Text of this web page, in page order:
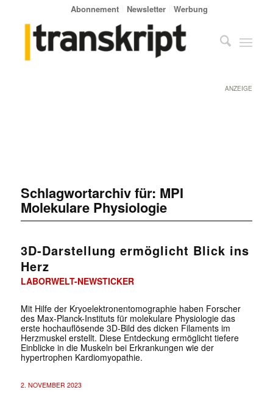
Abonnement Newsletter Werbung
ANZEIGE
Schlagwortarchiv für: MPI
Molekulare Physiologie
3D-Darstellung ermöglicht Blick ins
Herz
LABORWELT-NEWSTICKER
Mit Hilfe der Kryoelektronentomographie haben Forscher
des Max-Planck-Instituts für molekulare Physiologie das
erste hochauflösende 3D-Bild des dicken Filaments im
Herzmuskel erstellt. Diese Entdeckung ermöglicht tiefere
Einblicke in die Muskeln bei Erkrankungen wie der
hypertrophen Kardiomyopathie.
2. NOVEMBER 2023